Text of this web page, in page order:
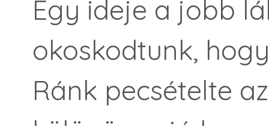
Egy ideje a jobb
okoskodtunk,
Ránk pecsételte